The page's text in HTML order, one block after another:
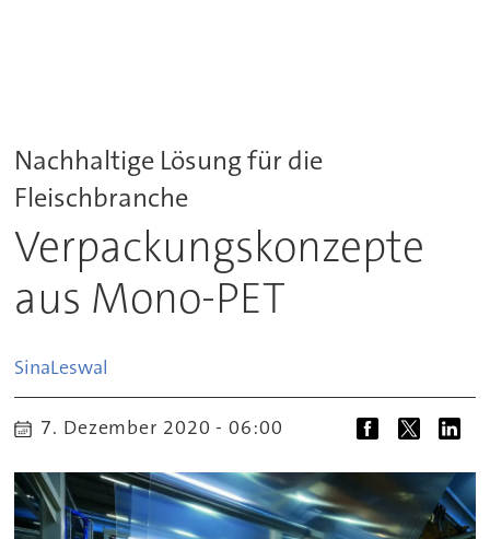
Nachhaltige Lösung für die
Fleischbranche
Verpackungskonzepte
aus Mono-PET
SinaLeswal
7. Dezember 2020 - 06:00